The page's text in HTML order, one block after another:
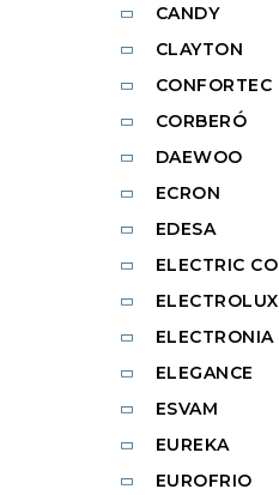
CANDY
CLAYTON
CONFORTEC
CORBERÓ
DAEWOO
ECRON
EDESA
ELECTRIC CO
ELECTROLUX
ELECTRONIA
ELEGANCE
ESVAM
EUREKA
EUROFRIO